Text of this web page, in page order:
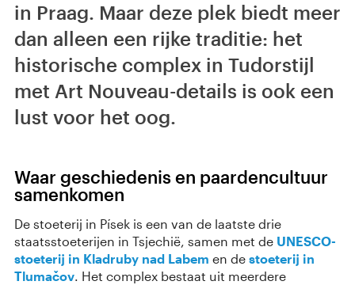
in Praag. Maar deze plek biedt meer
dan alleen een rijke traditie: het
historische complex in Tudorstijl
met Art Nouveau-details is ook een
lust voor het oog.
Waar geschiedenis en paardencultuur
samenkomen
De stoeterij in Písek is een van de laatste drie
staatsstoeterijen in Tsjechië, samen met de UNESCO-
stoeterij in Kladruby nad Labem en de stoeterij in
Tlumačov. Het complex bestaat uit meerdere